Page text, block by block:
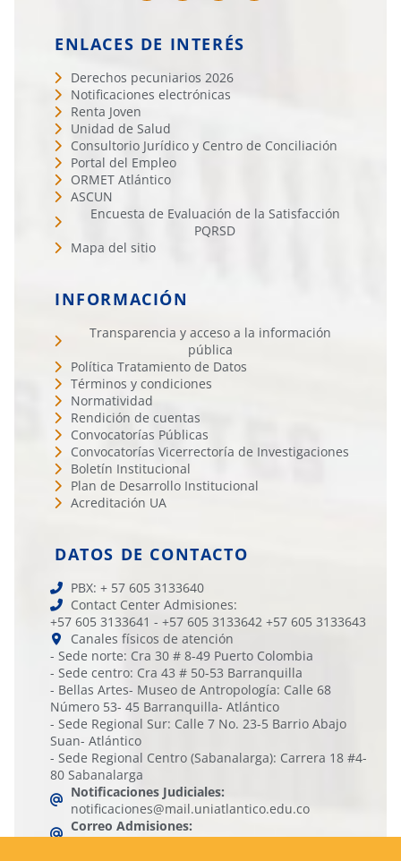
ENLACES DE INTERÉS
Derechos pecuniarios 2026
Notificaciones electrónicas
Renta Joven
Unidad de Salud
Consultorio Jurídico y Centro de Conciliación
Portal del Empleo
ORMET Atlántico
ASCUN
Encuesta de Evaluación de la Satisfacción
PQRSD
Mapa del sitio
INFORMACIÓN
Transparencia y acceso a la información
pública
Política Tratamiento de Datos
Términos y condiciones
Normatividad
Rendición de cuentas
Convocatorías Públicas
Convocatorías Vicerrectoría de Investigaciones
Boletín Institucional
Plan de Desarrollo Institucional
Acreditación UA
DATOS DE CONTACTO
PBX: + 57 605 3133640
Contact Center Admisiones:
+57 605 3133641 - +57 605 3133642 +57 605 3133643
Canales físicos de atención
- Sede norte: Cra 30 # 8-49 Puerto Colombia
- Sede centro: Cra 43 # 50-53 Barranquilla
- Bellas Artes- Museo de Antropología: Calle 68
Número 53- 45 Barranquilla- Atlántico
- Sede Regional Sur: Calle 7 No. 23-5 Barrio Abajo
Suan- Atlántico
- Sede Regional Centro (Sabanalarga): Carrera 18 #4-
80 Sabanalarga
Notificaciones Judiciales:
notificaciones@mail.uniatlantico.edu.co
Correo Admisiones:
comunicacionesadmisiones@mail.uniatlantico.edu.co